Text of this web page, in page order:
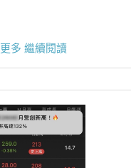
更多 繼續閱讀